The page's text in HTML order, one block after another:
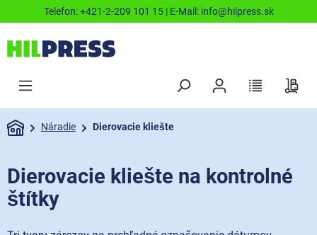
Telefon:+421-2-209 101 15| E-Mail: info@hilpress.sk
Náradie Dierovacie kliešte
Dierovacie kliešte na kontrolné
štítky